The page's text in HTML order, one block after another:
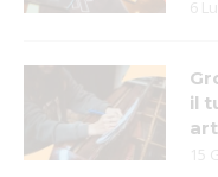
6
il